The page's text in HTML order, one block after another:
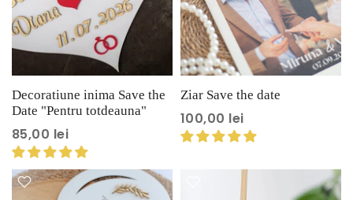
Decoratiune inima Save the
Date "Pentru totdeauna"
85,00 lei
Ziar Save the date
100,00 lei